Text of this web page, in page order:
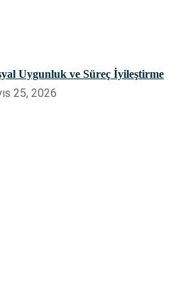
Uygunluk ve Süreç İyileştirme
25, 2026